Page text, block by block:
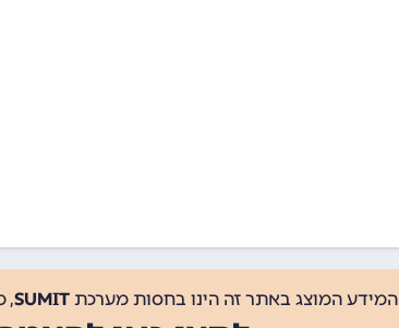
המידע המוצג באתר זה הינו בחסות מערכת SUMIT
,